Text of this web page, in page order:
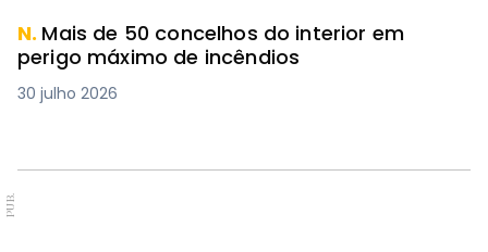
N. Mais de 50 concelhos do interior em
perigo máximo de incêndios
30 julho 2026
PUB.